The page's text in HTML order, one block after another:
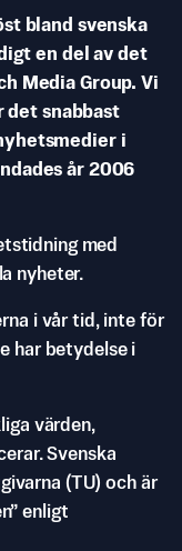
bland svenska
en del av det
Media Group. Vi
det snabbast
i
år 2006
med
nyheter.
i vår tid, inte för
har betydelse i
värden,
Svenska
(TU) och är
enligt